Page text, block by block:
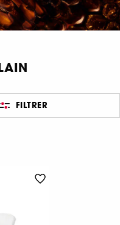
FILTRER